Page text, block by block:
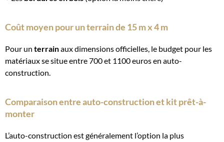
Coût moyen pour un terrain de 15 m x 4 m
Pour un terrainaux dimensions officielles, le budget pour les
matériaux se situe entre 700 et 1100 euros en auto-
construction.
Comparaison entre auto-construction et kit prêt-à-
monter
L’auto-construction est généralement l’option la plus